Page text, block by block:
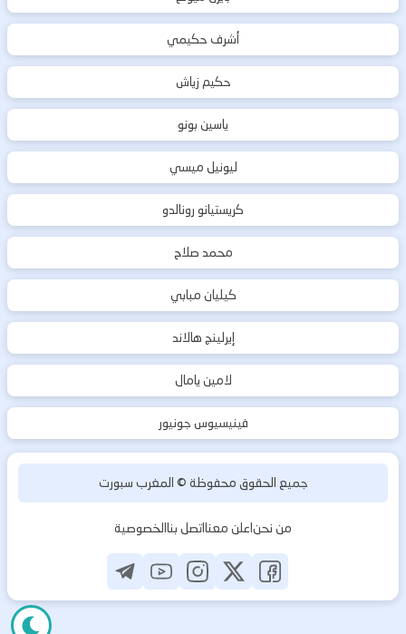
أشرف حكيمي
حكيم زياش
ياسين بونو
ليونيل ميسي
كريستيانو رونالدو
محمد صلاح
كيليان مبابي
إيرلينج هالاند
لامين يامال
فينيسيوس جونيور
جميع الحقوق محفوظة ©المغرب سبورت
من نحناعلن معنااتصل بناالخصوصية